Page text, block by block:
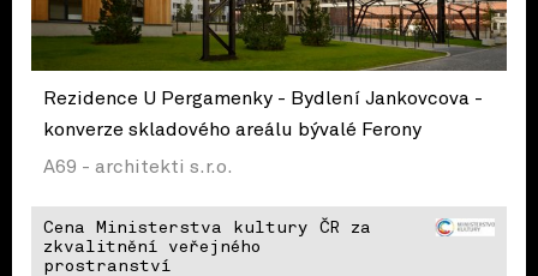
Rezidence U Pergamenky - Bydlení Jankovcova -
konverze skladového areálu bývalé Ferony
A69 - architekti s.r.o.
Cena Ministerstva kultury ČR za
zkvalitnění veřejného
prostranství